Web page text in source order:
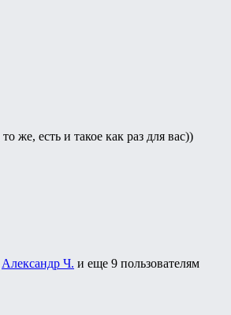
то же, есть и такое как раз для вас))
Александр Ч. и еще 9 пользователям